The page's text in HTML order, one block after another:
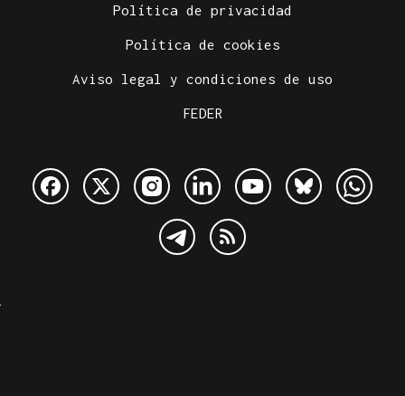
Política de privacidad
Política de cookies
Aviso legal y condiciones de uso
FEDER